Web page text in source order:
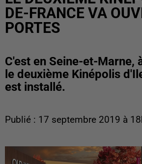
DE-FRANCE VA
PORTES
C'est en Seine-et-Marne,
le deuxième Kinépolis
est installé.
Publié : 17 septembre 2019 à